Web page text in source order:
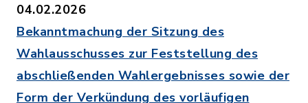
04.02.2026
Bekanntmachung der Sitzung des
Wahlausschusses zur Feststellung des
abschließenden Wahlergebnisses sowie der
Form der Verkündung des vorläufigen